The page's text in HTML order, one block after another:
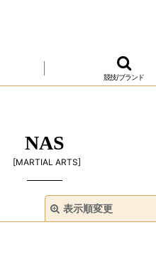
競技/ブランド
NAS
[MARTIAL ARTS]
表示順変更